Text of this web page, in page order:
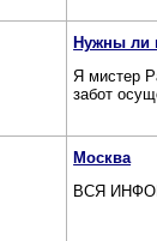
Нужны ли
Я мистер
забот
Москва
ВСЯ